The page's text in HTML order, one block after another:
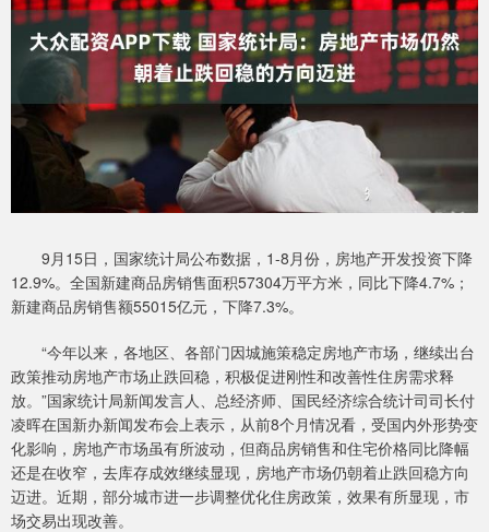
9月15日，国家统计局公布数据，1-8月份，房地产开发投资下降
12.9%。全国新建商品房销售面积57304万平方米，同比下降4.7%；
新建商品房销售额55015亿元，下降7.3%。
“今年以来，各地区、各部门因城施策稳定房地产市场，继续出台
政策推动房地产市场止跌回稳，积极促进刚性和改善性住房需求释
放。”国家统计局新闻发言人、总经济师、国民经济综合统计司司长付
凌晖在国新办新闻发布会上表示，从前8个月情况看，受国内外形势变
化影响，房地产市场虽有所波动，但商品房销售和住宅价格同比降幅
还是在收窄，去库存成效继续显现，房地产市场仍朝着止跌回稳方向
迈进。近期，部分城市进一步调整优化住房政策，效果有所显现，市
场交易出现改善。